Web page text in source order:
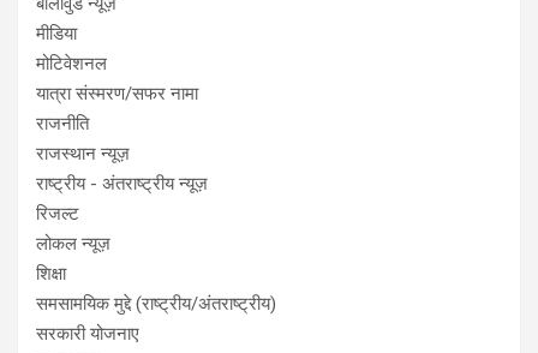
मीडिया
मोटिवेशनल
यात्रा संस्मरण/सफर नामा
राजनीति
राजस्थान न्यूज़
राष्ट्रीय - अंतराष्ट्रीय न्यूज़
रिजल्ट
लोकल न्यूज़
शिक्षा
समसामयिक मुद्दे (राष्ट्रीय/अंतराष्ट्रीय)
सरकारी योजनाए